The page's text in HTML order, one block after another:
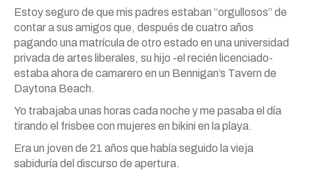
Estoy seguro de que mis padres estaban “orgullosos” de
contar a sus amigos que, después de cuatro años
pagando una matrícula de otro estado en una universidad
privada de artes liberales, su hijo -el recién licenciado-
estaba ahora de camarero en un Bennigan’s Tavern de
Daytona Beach.
Yo trabajaba unas horas cada noche y me pasaba el día
tirando el frisbee con mujeres en bikini en la playa.
Era un joven de 21 años que había seguido la vieja
sabiduría del discurso de apertura.